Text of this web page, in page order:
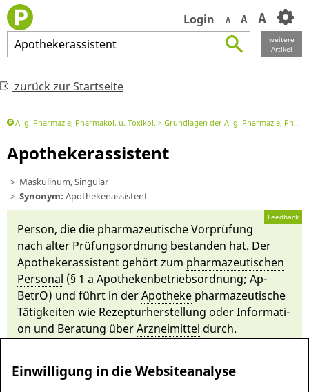
Login A A A
Apothekerassistent
weitere
Artikel
zurück zur Startseite
Allg. Pharmazie, Pharmakol. u. Toxikol. Grundlagen der Allg. Pharmazie, Pharmakol. u. Toxikol.
Apothekerassistent
Maskulinum, Singular
Synonym: Apothekenassistent
Feedback
Per­son, die die pharmazeu­tische Vor­prü­fung
nach al­ter Prü­fungs­ord­nung bestan­den hat. Der
Apo­theke­rassistent gehört zum pharmazeu­tischen
Per­sonal (§ 1 a Apo­theken­betriebs­ord­nung; Ap­
BetrO) und führt in derApo­theke pharmazeu­tische
Tätig­keiten wie Rezeptur­her­stellung oder In­formati­
on und Be­ratung ü­berArzneimittel durch.
Einwilligung in die Websiteanalyse